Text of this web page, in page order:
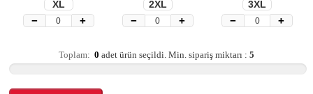
XL
− +
2XL
− +
3XL
− +
Toplam: 0 adet ürün seçildi. Min. sipariş miktarı : 5